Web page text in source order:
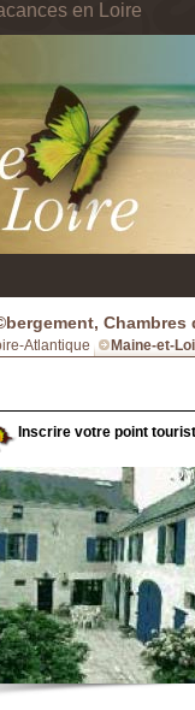
en Loire
Chambres
Atlantique Maine-et-
Inscrire votre point